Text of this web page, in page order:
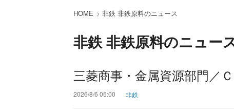
HOME 非鉄 非鉄原料のニュース
非鉄 非鉄原料のニュー
三菱商事・金属資源部門／
2026/8/6 05:00 非鉄